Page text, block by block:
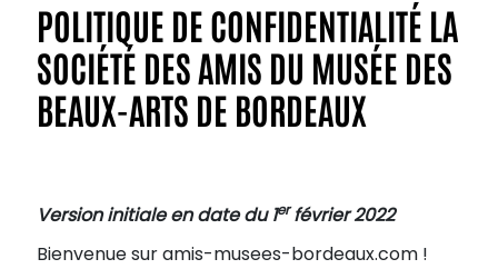
POLITIQUE DE CONFIDENTIALITÉ LA
SOCIÉTÉ DES AMIS DU MUSÉE DES
BEAUX-ARTS DE BORDEAUX
Version initiale en date du 1erfévrier 2022
Bienvenue sur amis-musees-bordeaux.com !